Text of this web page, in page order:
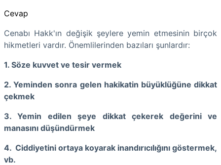
Cevap
Cenabı Hakk'ın değişik şeylere yemin etmesinin birçok
hikmetleri vardır. Önemlilerinden bazıları şunlardır:
1. Söze kuvvet ve tesir vermek
2. Yeminden sonra gelen hakikatin büyüklüğüne dikkat
çekmek
3. Yemin edilen şeye dikkat çekerek değerini ve
manasını düşündürmek
4. Ciddiyetini ortaya koyarak inandırıcılığını göstermek,
vb.